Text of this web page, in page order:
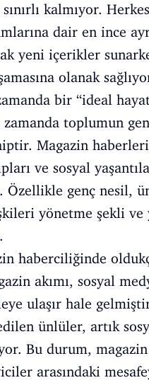
kalmıyor.
dair en ince
yeni içerikler
olanak
bir “ideal
toplumun
Magazin
ve sosyal
Özellikle genç nesil,
yönetme şekli
haberciliğinde
akımı, sosyal
ulaşır hale
ünlüler, artık
Bu durum,
arasındaki